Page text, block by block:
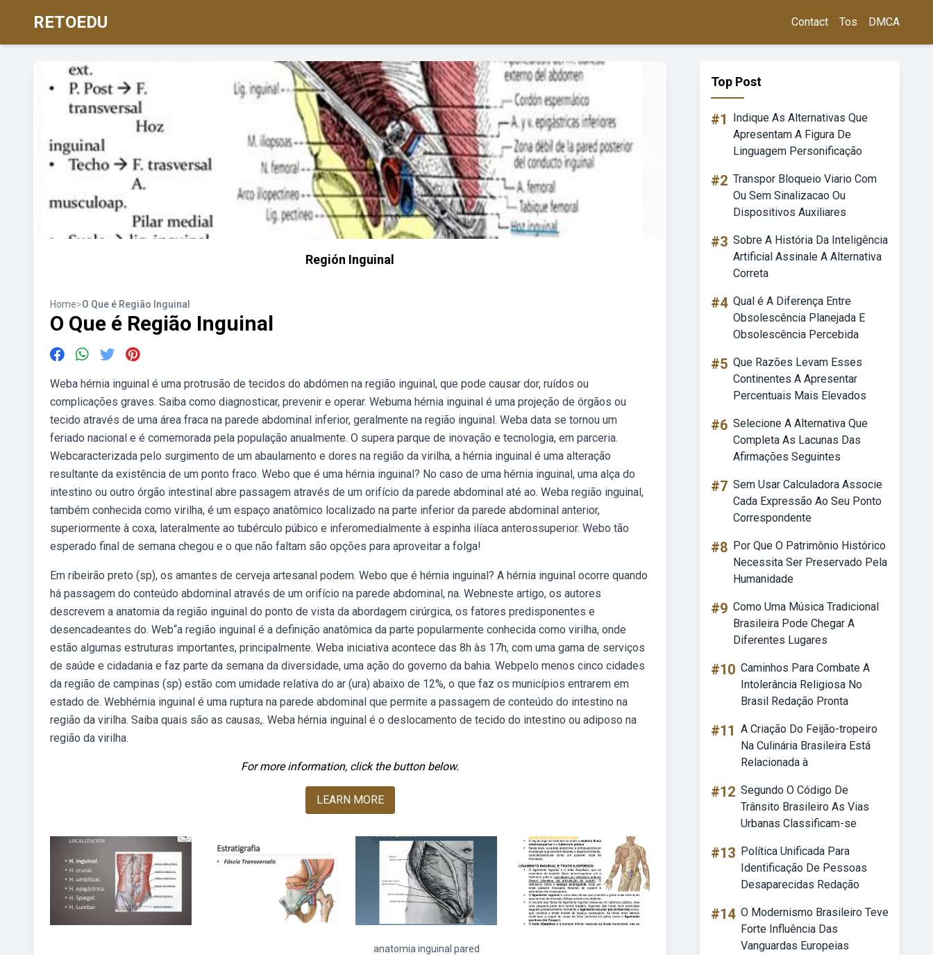
RETOEDU Contact Tos DMCA
Región Inguinal
Home>O Que é Região Inguinal
O Que é Região Inguinal
Weba hérnia inguinal é uma protrusão de tecidos do abdómen na região inguinal, que pode causar dor, ruídos ou
complicações graves. Saiba como diagnosticar, prevenir e operar. Webuma hérnia inguinal é uma projeção de órgãos ou
tecido através de uma área fraca na parede abdominal inferior, geralmente na região inguinal. Weba data se tornou um
feriado nacional e é comemorada pela população anualmente. O supera parque de inovação e tecnologia, em parceria.
Webcaracterizada pelo surgimento de um abaulamento e dores na região da virilha, a hérnia inguinal é uma alteração
resultante da existência de um ponto fraco. Webo que é uma hérnia inguinal? No caso de uma hérnia inguinal, uma alça do
intestino ou outro órgão intestinal abre passagem através de um orifício da parede abdominal até ao. Weba região inguinal,
também conhecida como virilha, é um espaço anatômico localizado na parte inferior da parede abdominal anterior,
superiormente à coxa, lateralmente ao tubérculo púbico e inferomedialmente à espinha ilíaca anterossuperior. Webo tão
esperado final de semana chegou e o que não faltam são opções para aproveitar a folga!
Em ribeirão preto (sp), os amantes de cerveja artesanal podem. Webo que é hérnia inguinal? A hérnia inguinal ocorre quando
há passagem do conteúdo abdominal através de um orifício na parede abdominal, na. Webneste artigo, os autores
descrevem a anatomia da região inguinal do ponto de vista da abordagem cirúrgica, os fatores predisponentes e
desencadeantes do. Web“a região inguinal é a definição anatômica da parte popularmente conhecida como virilha, onde
estão algumas estruturas importantes, principalmente. Weba iniciativa acontece das 8h às 17h, com uma gama de serviços
de saúde e cidadania e faz parte da semana da diversidade, uma ação do governo da bahia. Webpelo menos cinco cidades
da região de campinas (sp) estão com umidade relativa do ar (ura) abaixo de 12%, o que faz os municípios entrarem em
estado de. Webhérnia inguinal é uma ruptura na parede abdominal que permite a passagem de conteúdo do intestino na
região da virilha. Saiba quais são as causas,. Weba hérnia inguinal é o deslocamento de tecido do intestino ou adiposo na
região da virilha.
For more information, click the button below.
LEARN MORE
anatomia inguinal pared
Top Post
#1
Indique As Alternativas Que
Apresentam A Figura De
Linguagem Personificação
#2 Transpor Bloqueio Viario Com
Ou Sem Sinalizacao Ou
Dispositivos Auxiliares
#3 Sobre A História Da Inteligência
Artificial Assinale A Alternativa
Correta
#4 Qual é A Diferença Entre
Obsolescência Planejada E
Obsolescência Percebida
#5 Que Razões Levam Esses
Continentes A Apresentar
Percentuais Mais Elevados
#6 Selecione A Alternativa Que
Completa As Lacunas Das
Afirmações Seguintes
#7 Sem Usar Calculadora Associe
Cada Expressão Ao Seu Ponto
Correspondente
#8 Por Que O Patrimônio Histórico
Necessita Ser Preservado Pela
Humanidade
#9 Como Uma Música Tradicional
Brasileira Pode Chegar A
Diferentes Lugares
#10 Caminhos Para Combate A
Intolerância Religiosa No
Brasil Redação Pronta
#11 A Criação Do Feijão-tropeiro
Na Culinária Brasileira Está
Relacionada à
#12 Segundo O Código De
Trânsito Brasileiro As Vias
Urbanas Classificam-se
#13 Política Unificada Para
Identificação De Pessoas
Desaparecidas Redação
#14 O Modernismo Brasileiro Teve
Forte Influência Das
Vanguardas Europeias